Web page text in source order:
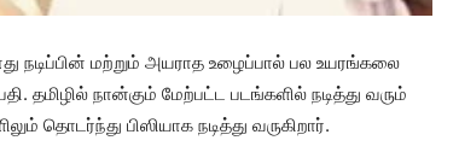
நடிப்பின் மற்றும் அயராத உழைப்பால் பல உயரங்கலை
நான்கும் மேற்பட்ட படங்களில் நடித்து வரும்
தொடர்ந்து பிஸியாக நடித்து வருகிறார்.